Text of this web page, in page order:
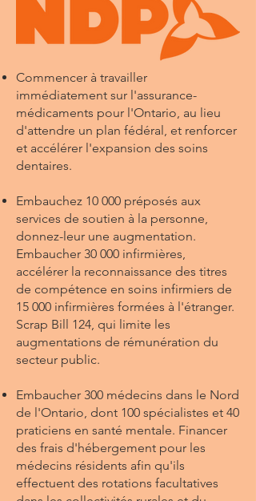
Commencer à travailler
immédiatement sur l'assurance-
médicaments pour l'Ontario, au lieu
d'attendre un plan fédéral, et renforcer
et accélérer l'expansion des soins
dentaires.
Embauchez 10 000 préposés aux
services de soutien à la personne,
donnez-leur une augmentation.
Embaucher 30 000 infirmières,
accélérer la reconnaissance des titres
de compétence en soins infirmiers de
15 000 infirmières formées à l'étranger.
Scrap Bill 124, qui limite les
augmentations de rémunération du
secteur public.
Embaucher 300 médecins dans le Nord
de l'Ontario, dont 100 spécialistes et 40
praticiens en santé mentale. Financer
des frais d'hébergement pour les
médecins résidents afin qu'ils
effectuent des rotations facultatives